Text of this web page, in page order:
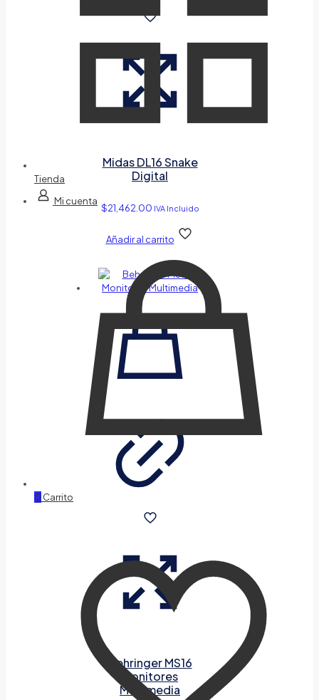
Midas DL16 Snake
Digital
$21,462.00 IVA Incluido
Añadir al carrito
Behringer MS16
Monitores
Multimedia
Tienda
Mi cuenta
0 Carrito